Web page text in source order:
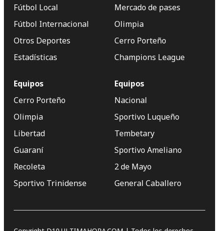
Fútbol Local
Fútbol Internacional
Otros Deportes
Estadísticas
Mercado de pases
Olimpia
Cerro Porteño
Champions League
Equipos
Cerro Porteño
Olimpia
Libertad
Guaraní
Recoleta
Sportivo Trinidense
Equipos
Nacional
Sportivo Luqueño
Tembetary
Sportivo Ameliano
2 de Mayo
General Caballero